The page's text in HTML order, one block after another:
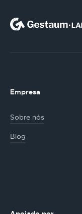
Empresa
Sobre nós
Blog